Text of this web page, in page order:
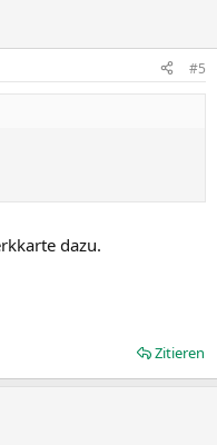
#5
dazu.
Zitieren